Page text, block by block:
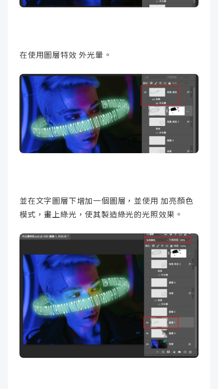
在使用圖層特效 外光暈。
並在文字圖層下增加一個圖層，並使用 加亮顏色
模式，畫上綠光，使其製造綠光的光照效果。